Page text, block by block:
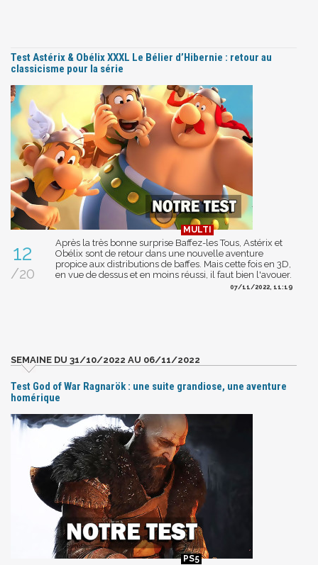
Test Astérix & Obélix XXXL Le Bélier d’Hibernie : retour au
classicisme pour la série
12
/20
Après la très bonne surprise Baffez-les Tous, Astérix et
Obélix sont de retour dans une nouvelle aventure
propice aux distributions de baffes. Mais cette fois en 3D,
en vue de dessus et en moins réussi, il faut bien l'avouer.
07/11/2022, 11:19
SEMAINE DU 31/10/2022 AU 06/11/2022
Test God of War Ragnarök : une suite grandiose, une aventure
homérique